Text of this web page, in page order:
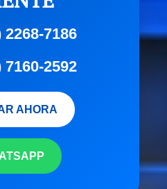
2268-7186
7160-2592
AHORA